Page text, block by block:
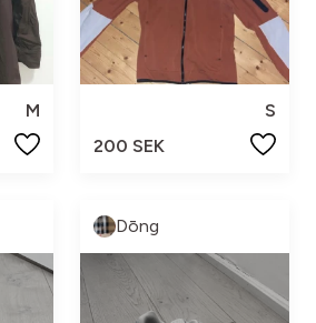
M
S
200 SEK
Dōng